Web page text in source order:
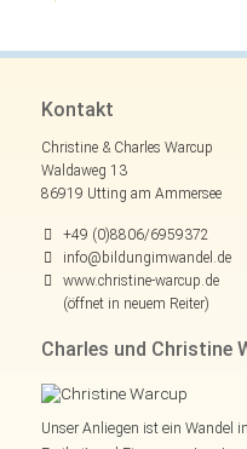
Kontakt
Christine & Charles Warcup
Waldaweg 13
86919 Utting am Ammersee
+49 (0)8806/6959372
info@bildungimwandel.de
www.christine-warcup.de
(öffnet in neuem Reiter)
Charles und Christine
Unser Anliegen ist ein Wandel